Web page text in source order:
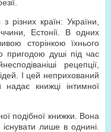
країн: України,
Естонії. В одних
сторінкою їхнього
пригодою душі під час
рецепції,
І цей неприхований
надає книжці інтимної
подібної книжки. Вона
лише в однині.